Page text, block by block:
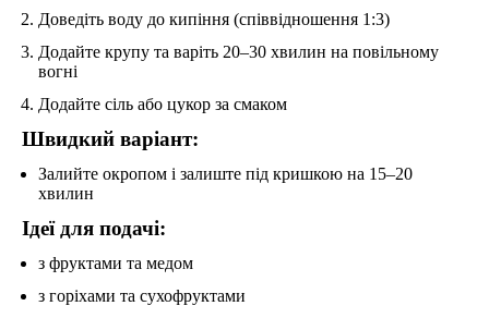
Доведіть воду до кипіння (співвідношення 1:3)
Додайте крупу та варіть 20–30 хвилин на повільному
вогні
Додайте сіль або цукор за смаком
Швидкий варіант:
Залийте окропом і залиште під кришкою на 15–20
хвилин
Ідеї для подачі:
з фруктами та медом
з горіхами та сухофруктами